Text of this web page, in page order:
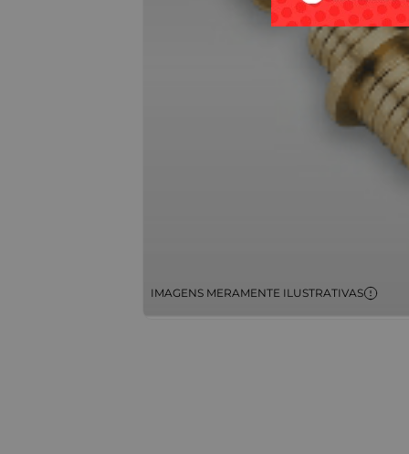
IMAGENS MERAMENTE ILUSTRATIVAS